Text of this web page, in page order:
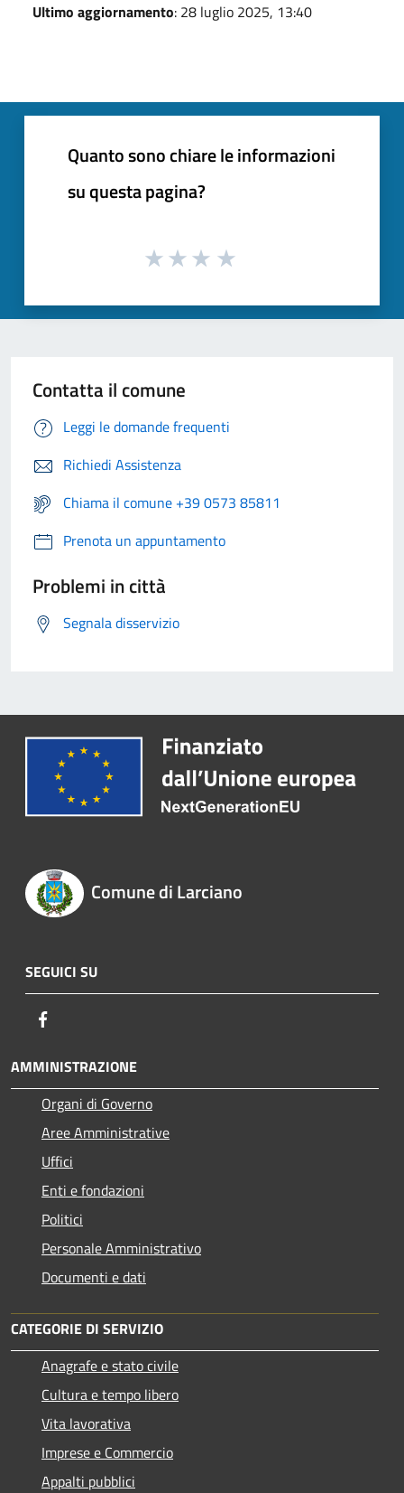
Ultimo aggiornamento: 28 luglio 2025, 13:40
Quanto sono chiare le informazioni
su questa pagina?
Contatta il comune
Leggi le domande frequenti
Richiedi Assistenza
Chiama il comune +39 0573 85811
Prenota un appuntamento
Problemi in città
Segnala disservizio
Comune di Larciano
SEGUICI SU
AMMINISTRAZIONE
Organi di Governo
Aree Amministrative
Uffici
Enti e fondazioni
Politici
Personale Amministrativo
Documenti e dati
CATEGORIE DI SERVIZIO
Anagrafe e stato civile
Cultura e tempo libero
Vita lavorativa
Imprese e Commercio
Appalti pubblici